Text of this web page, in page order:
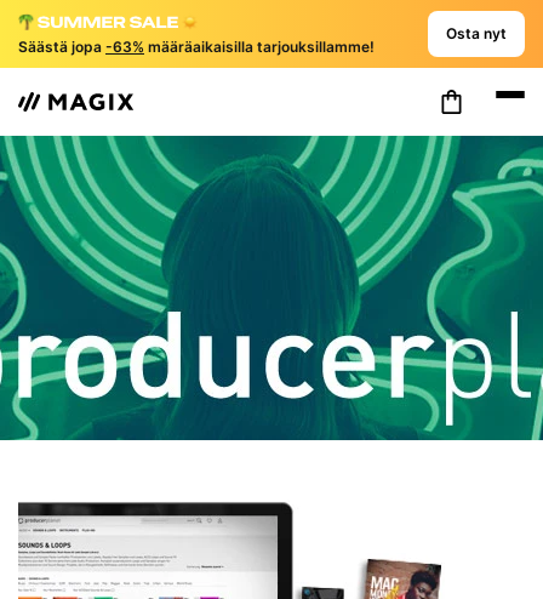
Säästä jopa -63% määräaikaisilla tarjouksillamme!
Osta nyt